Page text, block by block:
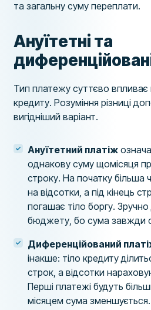
та загальну суму переплати.
Ануїтетні та
Тип платежу суттєво впливає
кредиту. Розуміння різниці
вигідніший варіант.
Ануїтетний платіж
однакову суму щомісяця
строку. На початку більша
на відсотки, а під кінець
погашає тіло боргу.
бюджету, бо сума завжди
Диференційований
інакше: тіло кредиту
строк, а відсотки
Перші платежі будуть
місяцем сума